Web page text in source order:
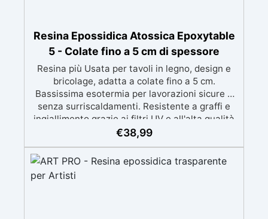
Resina Epossidica Atossica Epoxytable
5 - Colate fino a 5 cm di spessore
Resina più Usata per tavoli in legno, design e
bricolage, adatta a colate fino a 5 cm.
Bassissima esotermia per lavorazioni sicure e
senza surriscaldamenti. Resistente a graffi e
ingiallimento grazie ai filtri UV e all'alta qualità
meccanica. Bassa viscosità per eliminare bolle
BPA/VOC free e certificata per il contatto
prolungato con la pelle.
€38,99